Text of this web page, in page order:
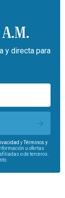
y directa para
yTérminos y
u ofertas
o de terceros.